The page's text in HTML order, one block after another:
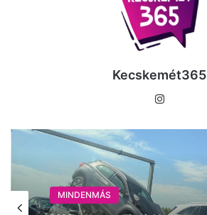
Kecskemét365
MINDENMÁS